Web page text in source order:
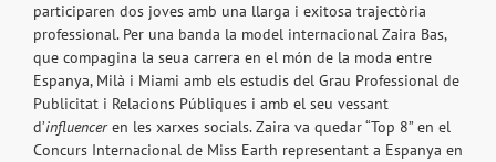
participaren dos joves amb una llarga i exitosa trajectòria
professional. Per una banda la model internacional Zaira Bas,
que compagina la seua carrera en el món de la moda entre
Espanya, Milà i Miami amb els estudis del Grau Professional de
Publicitat i Relacions Públiques i amb el seu vessant
d’influenceren les xarxes socials. Zaira va quedar “Top 8” en el
Concurs Internacional de Miss Earth representant a Espanya en